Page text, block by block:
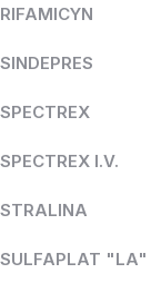
RIFAMICYN
SINDEPRES
SPECTREX
SPECTREX I.V.
STRALINA
SULFAPLAT "LA"